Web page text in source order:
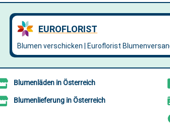
Blumenläden in Österreich
Blumenlieferung in Österreich